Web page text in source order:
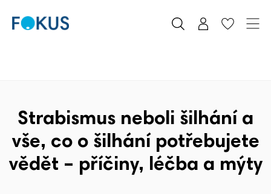
Strabismus neboli šilhání a
vše, co o šilhání potřebujete
vědět – příčiny, léčba a mýty